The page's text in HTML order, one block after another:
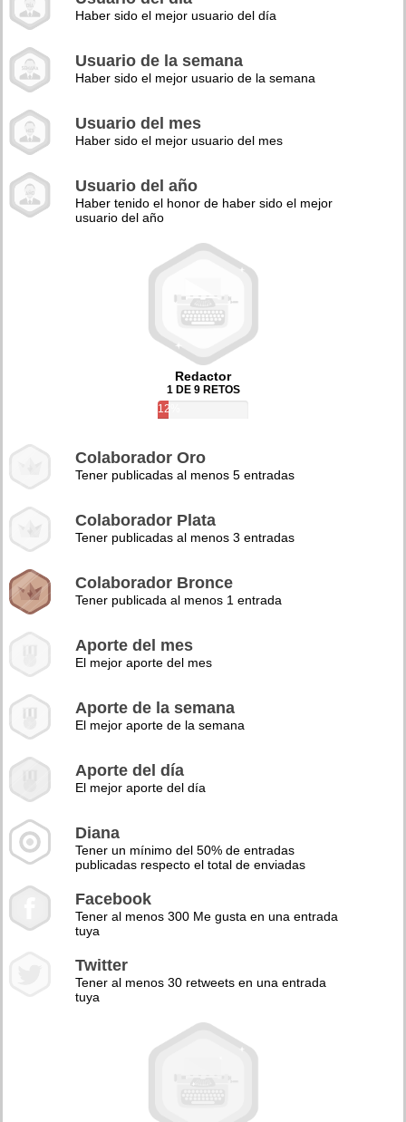
Haber sido el mejor usuario del día
Usuario de la semana
Haber sido el mejor usuario de la semana
Usuario del mes
Haber sido el mejor usuario del mes
Usuario del año
Haber tenido el honor de haber sido el mejor
usuario del año
Redactor
1 DE 9 RETOS
12%
Colaborador Oro
Tener publicadas al menos 5 entradas
Colaborador Plata
Tener publicadas al menos 3 entradas
Colaborador Bronce
Tener publicada al menos 1 entrada
Aporte del mes
El mejor aporte del mes
Aporte de la semana
El mejor aporte de la semana
Aporte del día
El mejor aporte del día
Diana
Tener un mínimo del 50% de entradas
publicadas respecto el total de enviadas
Facebook
Tener al menos 300 Me gusta en una entrada
tuya
Twitter
Tener al menos 30 retweets en una entrada
tuya